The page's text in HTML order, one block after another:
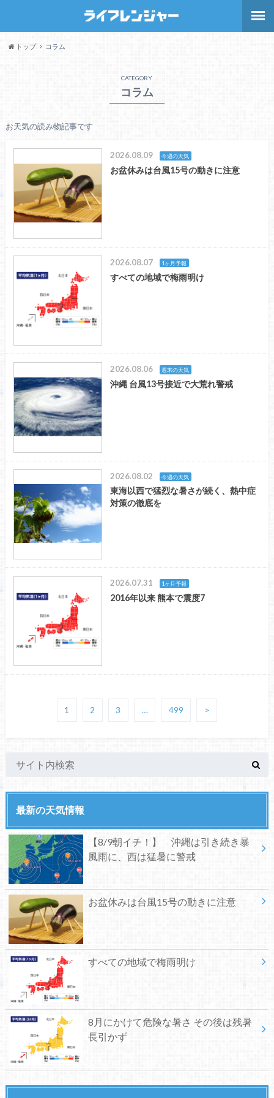
トップ コラム
CATEGORY
コラム
お天気の読み物記事です
2026.08.09 今週の天気
お盆休みは台風15号の動きに注意
2026.08.07 1ヶ月予報
すべての地域で梅雨明け
2026.08.06 週末の天気
沖縄 台風13号接近で大荒れ警戒
2026.08.02 今週の天気
東海以西で猛烈な暑さが続く、熱中症
対策の徹底を
2026.07.31 1ヶ月予報
2016年以来 熊本で震度7
1 2 3 … 499 >
最新の天気情報
【8/9朝イチ！】 沖縄は引き続き暴
風雨に、西は猛暑に警戒
お盆休みは台風15号の動きに注意
すべての地域で梅雨明け
8月にかけて危険な暑さ その後は残暑
長引かず